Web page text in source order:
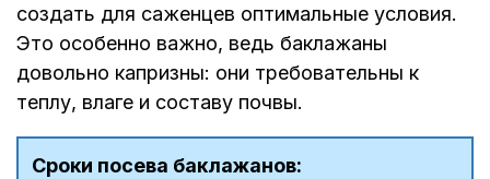
создать для саженцев оптимальные условия.
Это особенно важно, ведь баклажаны
довольно капризны: они требовательны к
теплу, влаге и составу почвы.
Сроки посева баклажанов: